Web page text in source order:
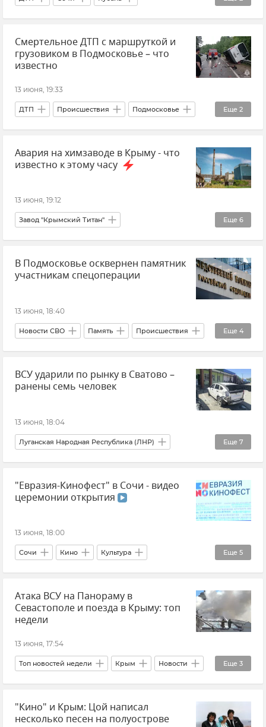
Краснодарский край Происшествия
Смертельное ДТП с маршруткой и
грузовиком в Подмосковье – что
известно
13 июня, 19:33
Еще 2
ДТП Происшествия Подмосковье
Новости
Авария на химзаводе в Крыму - что
известно к этому часу
13 июня, 19:12
Еще 6
Завод "Крымский Титан"
Завод "Титановые инвестиции" (бывший "Крымский титан")
Армянск Крым Происшествия
В Подмосковье осквернен памятник
участникам спецоперации
13 июня, 18:40
Еще 4
Новости СВО Память Происшествия
СК РФ (Следственный комитет Российской Федерации)
Памятники Новости Подмосковье
ВСУ ударили по рынку в Сватово –
ранены семь человек
13 июня, 18:04
Еще 7
Луганская Народная Республика (ЛНР)
Леонид Пасечник Происшествия
Новости СВО Атаки ВСУ
Обстрелы ВСУ
"Евразия-Кинофест" в Сочи - видео
церемонии открытия
13 июня, 18:00
Еще 5
Сочи Кино Культура
Тигран Кеосаян Новости
Краснодарский край Общество
Атака ВСУ на Панораму в
Севастополе и поезда в Крыму: топ
недели
13 июня, 17:54
Еще 3
Топ новостей недели Крым Новости
Общество В мире Севастополь
"Кино" и Крым: Цой написал
несколько песен на полуострове